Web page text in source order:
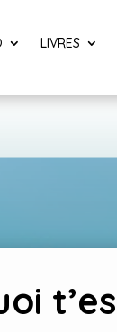
LIVRES
t’es